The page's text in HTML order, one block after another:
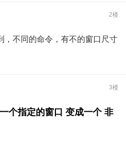
2楼
，不同的命令，有不的窗口尺寸
3楼
个指定的窗口 变成一个 非